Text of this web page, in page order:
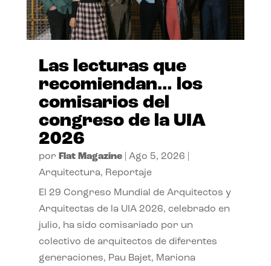
Las lecturas que
recomiendan… los
comisarios del
congreso de la UIA
2026
por Flat Magazine| Ago 5, 2026
Arquitectura, Reportaje
El 29 Congreso Mundial de Arquitectos y
Arquitectas de la UIA 2026, celebrado en
julio, ha sido comisariado por un
colectivo de arquitectos de diferentes
generaciones, Pau Bajet, Mariona